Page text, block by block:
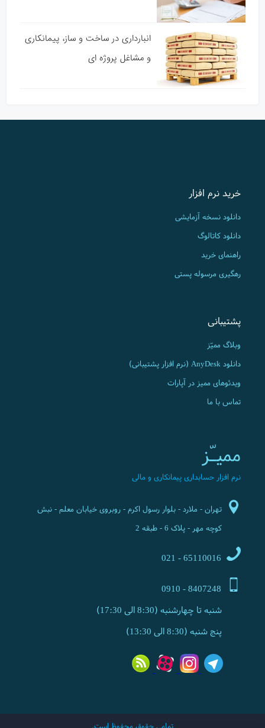
انبارداری در ساخت و ساز، پیمانکاری
و مشاغل پروژه ای
خرید نرم افزار
دانلود نسخه آزمایشی
دانلود کاتالوگ
راهنمای خرید
رهگیری مرسوله پستی
پشتیبانی
وبلاگ ممیّز
دانلود AnyDesk (نرم افزار پشتیبانی)
ویدئوهای ممیز در آپارات
تماس با ما
ممیـّز
نرم افزار حسابداری پیمانکاری و مالی
تهران - ملارد - بلوار رسول اکرم - روبروی خیابان معلم - نبش
کوچه مهر - پلاک 6 - طبقه 2
شنبه تا چهارشنبه (8:30 الی 17:30)
پنج شنبه (8:30 الی 13:30)
تمامی حقوق محفوظ است.